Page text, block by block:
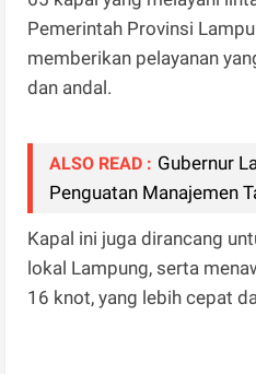
Pemerintah Provinsi
memberikan pelayanan
dan andal.
ALSO READ : Gubernur
Penguatan Manajemen
Kapal ini juga dirancang
lokal Lampung, serta
16 knot, yang lebih cepat